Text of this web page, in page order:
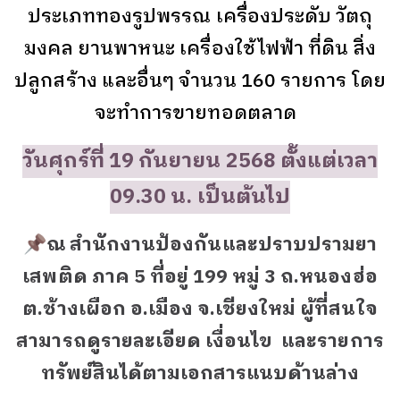
ประเภททองรูปพรรณ เครื่องประดับ วัตถุ
มงคล ยานพาหนะ เครื่องใช้ไฟฟ้า ที่ดิน สิ่ง
ปลูกสร้าง และอื่นๆ จำนวน 160 รายการ โดย
จะทำการขายทอดตลาด
วันศุกร์ที่ 19 กันยายน 2568 ตั้งแต่เวลา
09.30 น. เป็นต้นไป
📌ณ สำนักงานป้องกันและปราบปรามยา
เสพติด ภาค 5 ที่อยู่ 199 หมู่ 3 ถ.หนองฮ่อ
ต.ช้างเผือก อ.เมือง จ.เชียงใหม่ ผู้ที่สนใจ
สามารถดูรายละเอียด เงื่อนไข และรายการ
ทรัพย์สินได้ตามเอกสารแนบด้านล่าง